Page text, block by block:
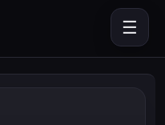
☰